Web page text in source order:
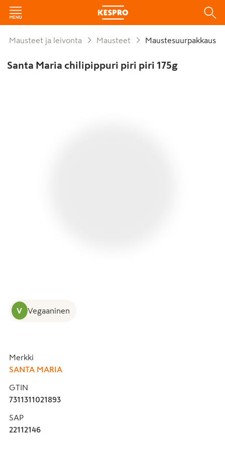
Mausteet ja leivonta Mausteet Maustesuurpakkaus
Santa Maria chilipippuri piri piri 175g
V Vegaaninen
Merkki
SANTA MARIA
GTIN
7311311021893
SAP
22112146